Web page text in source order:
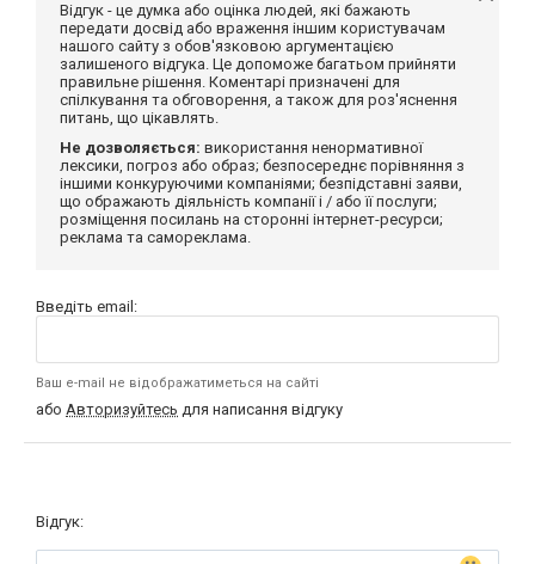
Відгук - це думка або оцінка людей, які бажають
передати досвід або враження іншим користувачам
нашого сайту з обов'язковою аргументацією
залишеного відгука. Це допоможе багатьом прийняти
правильне рішення. Коментарі призначені для
спілкування та обговорення, а також для роз'яснення
питань, що цікавлять.
Не дозволяється: використання ненормативної
лексики, погроз або образ; безпосереднє порівняння з
іншими конкуруючими компаніями; безпідставні заяви,
що ображають діяльність компанії і / або її послуги;
розміщення посилань на сторонні інтернет-ресурси;
реклама та самореклама.
Введіть email:
Ваш e-mail не відображатиметься на сайті
або Авторизуйтесь для написання відгуку
Відгук: